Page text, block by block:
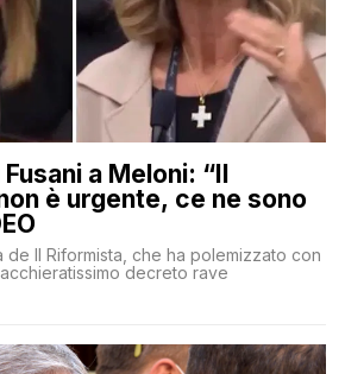
a Meloni: “Il
è urgente, ce ne sono
de Il Riformista, che ha polemizzato con
decreto rave